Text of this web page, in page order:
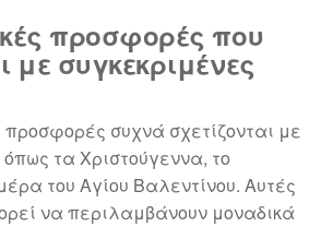
προσφορές που
με συγκεκριμένες
προσφορές συχνά σχετίζονται με
τα Χριστούγεννα, το
του Αγίου Βαλεντίνου. Αυτές
να περιλαμβάνουν μοναδικά